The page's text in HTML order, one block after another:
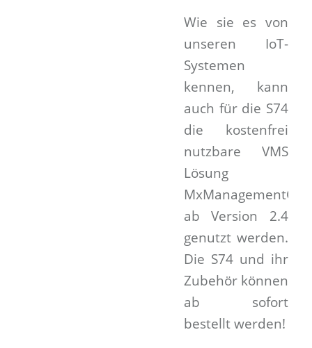
Wie sie es von
unseren IoT-
Systemen
kennen, kann
auch für die S74
die kostenfrei
nutzbare VMS
Lösung
ab Version 2.4
genutzt werden.
Die S74 und ihr
Zubehör können
ab sofort
bestellt werden!